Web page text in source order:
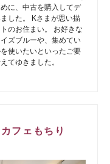
に、中古を購入してデ
した。 Kさまが思い描
のお住まい。 お好きな
ズブルーや、集めてい
使いたいといったご要
てゆきました。
フェもちり